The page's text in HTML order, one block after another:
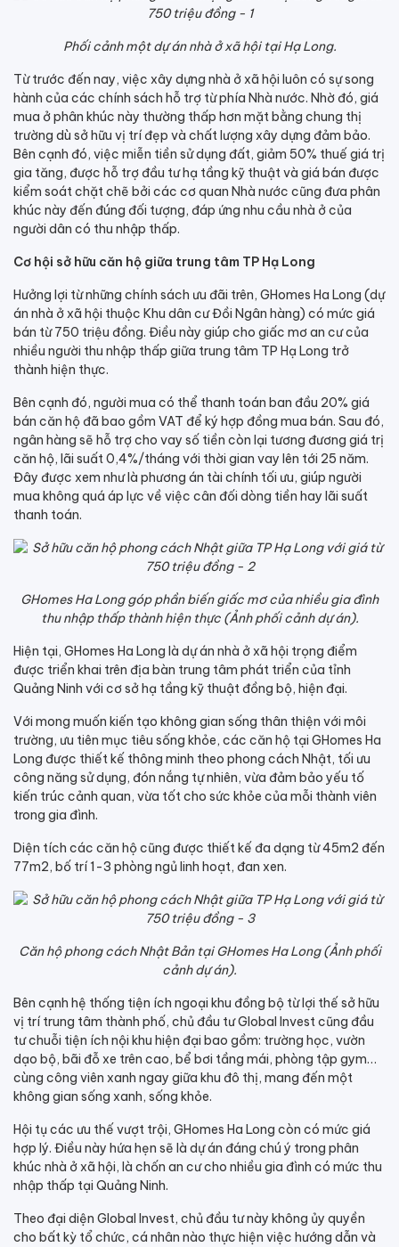
Phối cảnh một dự án nhà ở xã hội tại Hạ Long.
Từ trước đến nay, việc xây dựng nhà ở xã hội luôn có sự song
hành của các chính sách hỗ trợ từ phía Nhà nước. Nhờ đó, giá
mua ở phân khúc này thường thấp hơn mặt bằng chung thị
trường dù sở hữu vị trí đẹp và chất lượng xây dựng đảm bảo.
Bên cạnh đó, việc miễn tiền sử dụng đất, giảm 50% thuế giá trị
gia tăng, được hỗ trợ đầu tư hạ tầng kỹ thuật và giá bán được
kiểm soát chặt chẽ bởi các cơ quan Nhà nước cũng đưa phân
khúc này đến đúng đối tượng, đáp ứng nhu cầu nhà ở của
người dân có thu nhập thấp.
Cơ hội sở hữu căn hộ giữa trung tâm TP Hạ Long
Hưởng lợi từ những chính sách ưu đãi trên, GHomes Ha Long (dự
án nhà ở xã hội thuộc Khu dân cư Đồi Ngân hàng) có mức giá
bán từ 750 triệu đồng. Điều này giúp cho giấc mơ an cư của
nhiều người thu nhập thấp giữa trung tâm TP Hạ Long trở
thành hiện thực.
Bên cạnh đó, người mua có thể thanh toán ban đầu 20% giá
bán căn hộ đã bao gồm VAT để ký hợp đồng mua bán. Sau đó,
ngân hàng sẽ hỗ trợ cho vay số tiền còn lại tương đương giá trị
căn hộ, lãi suất 0,4%/tháng với thời gian vay lên tới 25 năm.
Đây được xem như là phương án tài chính tối ưu, giúp người
mua không quá áp lực về việc cân đối dòng tiền hay lãi suất
thanh toán.
GHomes Ha Long góp phần biến giấc mơ của nhiều gia đình
thu nhập thấp thành hiện thực (Ảnh phối cảnh dự án).
Hiện tại, GHomes Ha Long là dự án nhà ở xã hội trọng điểm
được triển khai trên địa bàn trung tâm phát triển của tỉnh
Quảng Ninh với cơ sở hạ tầng kỹ thuật đồng bộ, hiện đại.
Với mong muốn kiến tạo không gian sống thân thiện với môi
trường, ưu tiên mục tiêu sống khỏe, các căn hộ tại GHomes Ha
Long được thiết kế thông minh theo phong cách Nhật, tối ưu
công năng sử dụng, đón nắng tự nhiên, vừa đảm bảo yếu tố
kiến trúc cảnh quan, vừa tốt cho sức khỏe của mỗi thành viên
trong gia đình.
Diện tích các căn hộ cũng được thiết kế đa dạng từ 45m2 đến
77m2, bố trí 1-3 phòng ngủ linh hoạt, đan xen.
Căn hộ phong cách Nhật Bản tại GHomes Ha Long (Ảnh phối
cảnh dự án).
Bên cạnh hệ thống tiện ích ngoại khu đồng bộ từ lợi thế sở hữu
vị trí trung tâm thành phố, chủ đầu tư Global Invest cũng đầu
tư chuỗi tiện ích nội khu hiện đại bao gồm: trường học, vườn
dạo bộ, bãi đỗ xe trên cao, bể bơi tầng mái, phòng tập gym…
cùng công viên xanh ngay giữa khu đô thị, mang đến một
không gian sống xanh, sống khỏe.
Hội tụ các ưu thế vượt trội, GHomes Ha Long còn có mức giá
hợp lý. Điều này hứa hẹn sẽ là dự án đáng chú ý trong phân
khúc nhà ở xã hội, là chốn an cư cho nhiều gia đình có mức thu
nhập thấp tại Quảng Ninh.
Theo đại diện Global Invest, chủ đầu tư này không ủy quyền
cho bất kỳ tổ chức, cá nhân nào thực hiện việc hướng dẫn và